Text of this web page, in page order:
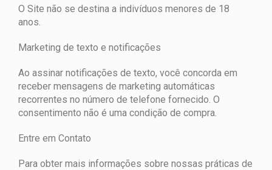
O Site não se destina a indivíduos menores de 18
anos.
Marketing de texto e notificações
Ao assinar notificações de texto, você concorda em
receber mensagens de marketing automáticas
recorrentes no número de telefone fornecido. O
consentimento não é uma condição de compra.
Entre em Contato
Para obter mais informações sobre nossas práticas de